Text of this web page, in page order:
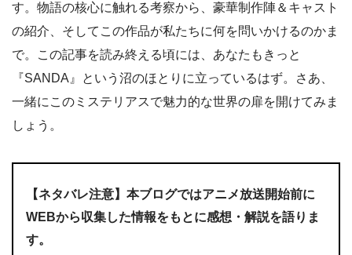
す。物語の核心に触れる考察から、豪華制作陣＆キャスト
の紹介、そしてこの作品が私たちに何を問いかけるのかま
で。この記事を読み終える頃には、あなたもきっと
『SANDA』という沼のほとりに立っているはず。さあ、
一緒にこのミステリアスで魅力的な世界の扉を開けてみま
しょう。
【ネタバレ注意】本ブログではアニメ放送開始前に
WEBから収集した情報をもとに感想・解説を語りま
す。